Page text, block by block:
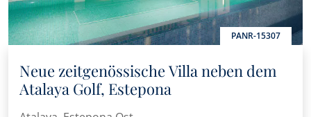
PANR-15307
Neue zeitgenössische Villa neben dem
Atalaya Golf, Estepona